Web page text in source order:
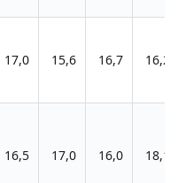
17,0 15,6 16,7 16,2
16,5 17,0 16,0 18,1